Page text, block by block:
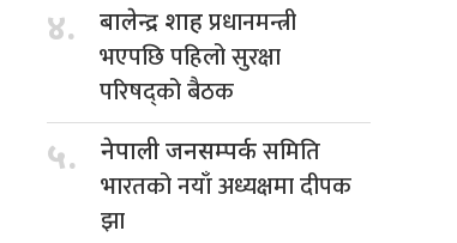
४. बालेन्द्र शाहप्रधानमन्त्री
भएपछि पहिलो सुरक्षा
परिषद्को बैठक
५. नेपाली जनसम्पर्कसमिति
भारतको नयाँ अध्यक्षमा दीपक
झा